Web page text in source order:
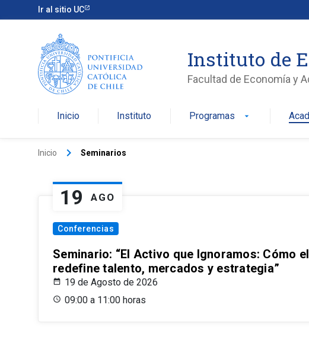
Ir al sitio UC
Instituto de
Facultad de Economía y
Inicio Instituto Programas arrow_drop_down
Inicio keyboard_arrow_right Seminarios
19 AGO
Conferencias
Seminario: “El Activo que Ignoramos: Cómo
redefine talento, mercados y estrategia”
19 de Agosto de 2026
09:00 a 11:00 horas